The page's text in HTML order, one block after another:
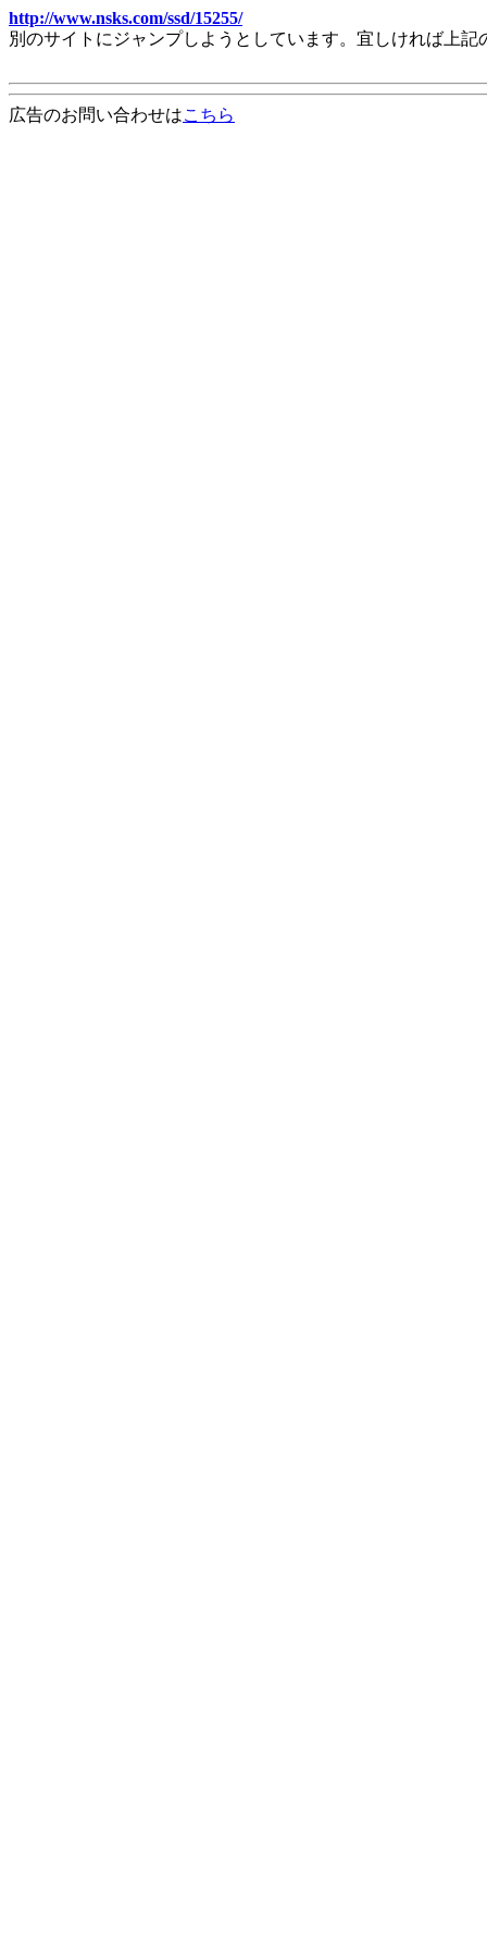
http://www.nsks.com/ssd/15255/
別のサイトにジャンプしようとしています。宜しければ上
広告のお問い合わせはこちら